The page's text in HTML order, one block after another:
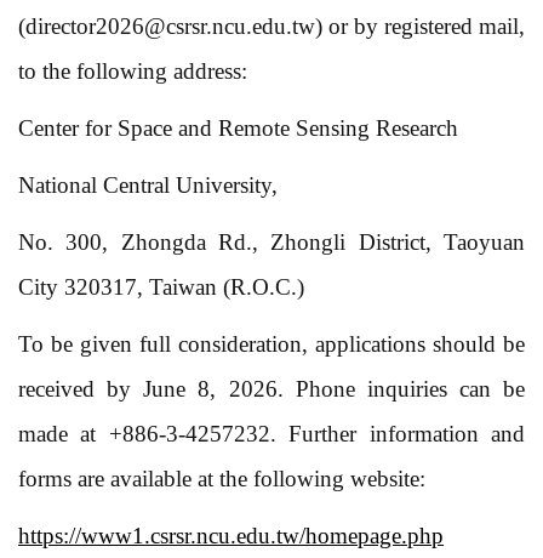
(director2026@csrsr.ncu.edu.tw) or by registered mail,
to the following address:
Center for Space and Remote Sensing Research
National Central University,
No. 300, Zhongda Rd., Zhongli District, Taoyuan
City 320317, Taiwan (R.O.C.)
To be given full consideration, applications should be
received by June 8, 2026. Phone inquiries can be
made at +886-3-4257232. Further information and
forms are available at the following website:
https://www1.csrsr.ncu.edu.tw/homepage.php